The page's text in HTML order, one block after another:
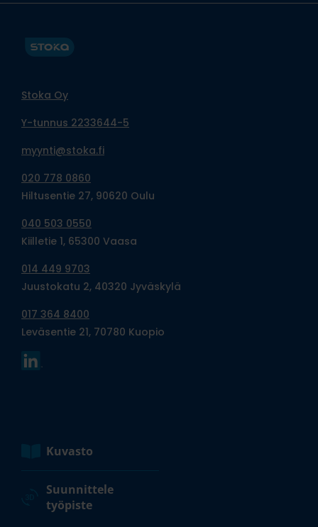
Stoka Oy
Y-tunnus 2233644-5
myynti@stoka.fi
020 778 0860
Hiltusentie 27, 90620 Oulu
040 503 0550
Kiilletie 1, 65300 Vaasa
014 449 9703
Juustokatu 2, 40320 Jyväskylä
017 364 8400
Leväsentie 21, 70780 Kuopio
Kuvasto
Suunnittele
työpiste